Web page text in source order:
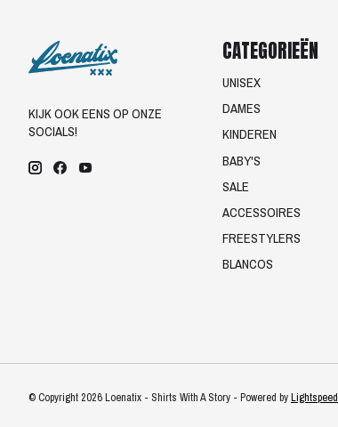
KIJK OOK EENS OP ONZE
SOCIALS!
CATEGORIEËN
UNISEX
DAMES
KINDEREN
BABY'S
SALE
ACCESSOIRES
FREESTYLERS
BLANCOS
© Copyright 2026 Loenatix - Shirts With A Story - Powered byLightspeed